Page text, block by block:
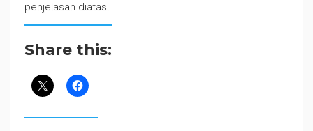
penjelasan diatas.
Share this: